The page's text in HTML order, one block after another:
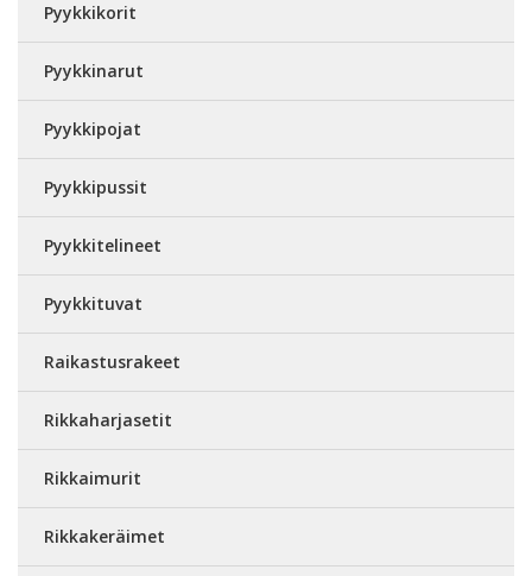
Pyykkikorit
Pyykkinarut
Pyykkipojat
Pyykkipussit
Pyykkitelineet
Pyykkituvat
Raikastusrakeet
Rikkaharjasetit
Rikkaimurit
Rikkakeräimet